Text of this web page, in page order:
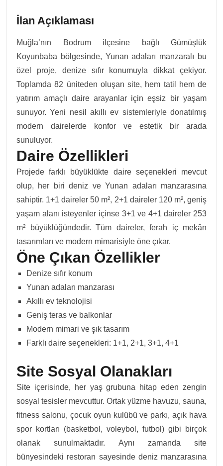
İlan Açıklaması
Muğla’nın Bodrum ilçesine bağlı Gümüşlük
Koyunbaba bölgesinde, Yunan adaları manzaralı bu
özel proje, denize sıfır konumuyla dikkat çekiyor.
Toplamda 82 üniteden oluşan site, hem tatil hem de
yatırım amaçlı daire arayanlar için eşsiz bir yaşam
sunuyor. Yeni nesil akıllı ev sistemleriyle donatılmış
modern dairelerde konfor ve estetik bir arada
sunuluyor.
Daire Özellikleri
Projede farklı büyüklükte daire seçenekleri mevcut
olup, her biri deniz ve Yunan adaları manzarasına
sahiptir. 1+1 daireler 50 m², 2+1 daireler 120 m², geniş
yaşam alanı isteyenler içinse 3+1 ve 4+1 daireler 253
m² büyüklüğündedir. Tüm daireler, ferah iç mekân
tasarımları ve modern mimarisiyle öne çıkar.
Öne Çıkan Özellikler
Denize sıfır konum
Yunan adaları manzarası
Akıllı ev teknolojisi
Geniş teras ve balkonlar
Modern mimari ve şık tasarım
Farklı daire seçenekleri: 1+1, 2+1, 3+1, 4+1
Site Sosyal Olanakları
Site içerisinde, her yaş grubuna hitap eden zengin
sosyal tesisler mevcuttur. Ortak yüzme havuzu, sauna,
fitness salonu, çocuk oyun kulübü ve parkı, açık hava
spor kortları (basketbol, voleybol, futbol) gibi birçok
olanak sunulmaktadır. Aynı zamanda site
bünyesindeki restoran sayesinde deniz manzarasına